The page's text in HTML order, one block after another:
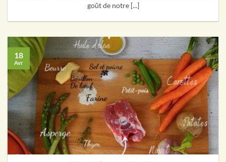
goût de notre [...]
18
Avr